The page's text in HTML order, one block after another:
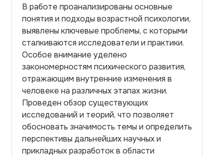
В работе проанализированы основные
понятия и подходы возрастной психологии,
выявлены ключевые проблемы, с которыми
сталкиваются исследователи и практики.
Особое внимание уделено
закономерностям психического развития,
отражающим внутренние изменения в
человеке на различных этапах жизни.
Проведен обзор существующих
исследований и теорий, что позволяет
обосновать значимость темы и определить
перспективы дальнейших научных и
прикладных разработок в области